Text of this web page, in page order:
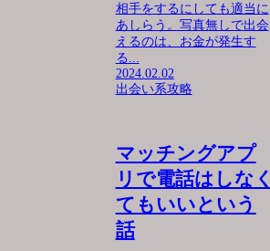
相手をするにしても適当に
あしらう。写真無しで出会
えるのは、お金が発生す
る...
2024.02.02
出会い系攻略
マッチングアプ
リで電話はしなく
てもいいという
話